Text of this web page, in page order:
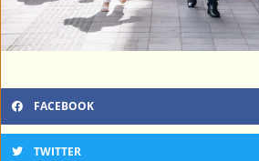
FACEBOOK
TWITTER